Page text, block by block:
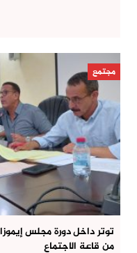
مجتمع
توتر داخل دورة مجلس
من قاعة الاجتماع